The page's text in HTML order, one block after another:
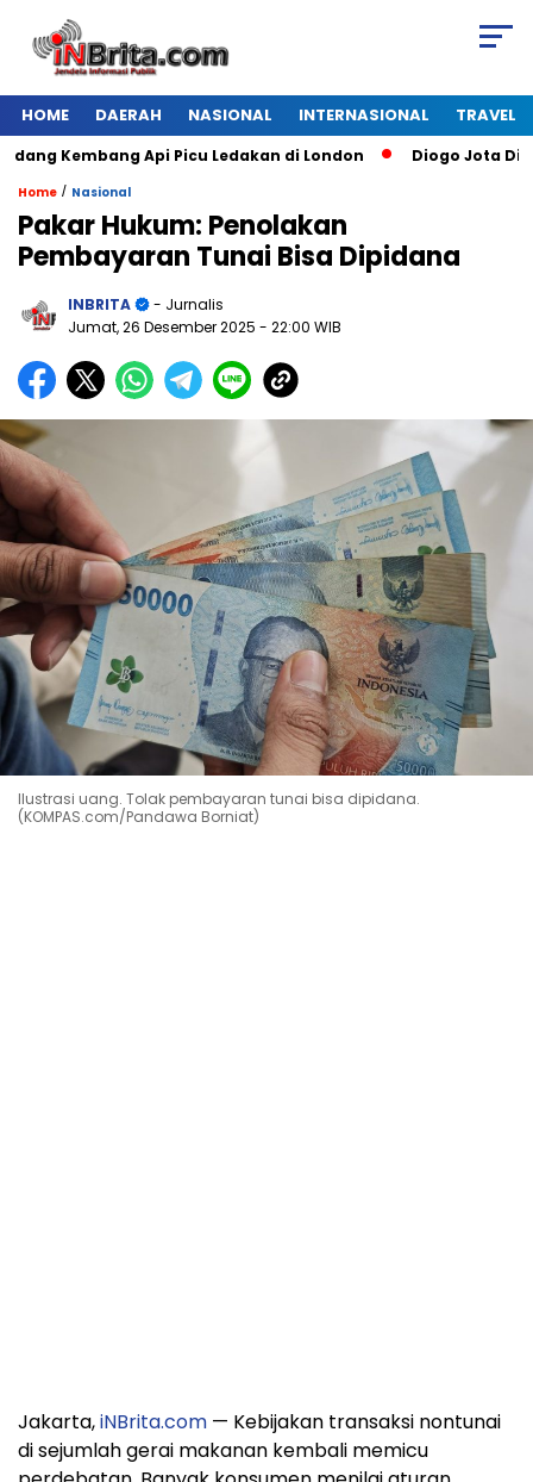
HOME DAERAH NASIONAL INTERNASIONAL TRAVEL
Kembang Api Picu Ledakan di London Diogo Jota Dies in
Home / Nasional
Pakar Hukum: Penolakan
Pembayaran Tunai Bisa Dipidana
INBRITA
- Jurnalis
Jumat, 26 Desember 2025 - 22:00 WIB
Ilustrasi uang. Tolak pembayaran tunai bisa dipidana.
(KOMPAS.com/Pandawa Borniat)
Jakarta,iNBrita.com — Kebijakan transaksi nontunai
di sejumlah gerai makanan kembali memicu